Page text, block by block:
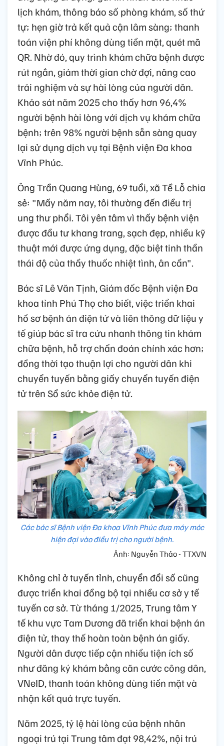
lịch khám, thông báo số phòng khám, số thứ
tự; hẹn giờ trả kết quả cận lâm sàng; thanh
toán viện phí không dùng tiền mặt, quét mã
QR. Nhờ đó, quy trình khám chữa bệnh được
rút ngắn, giảm thời gian chờ đợi, nâng cao
trải nghiệm và sự hài lòng của người dân.
Khảo sát năm 2025 cho thấy hơn 96,4%
người bệnh hài lòng với dịch vụ khám chữa
bệnh; trên 98% người bệnh sẵn sàng quay
lại sử dụng dịch vụ tại Bệnh viện Đa khoa
Vĩnh Phúc.
Ông Trần Quang Hùng, 69 tuổi, xã Tề Lỗ chia
sẻ: "Mấy năm nay, tôi thường đến điều trị
ung thư phổi. Tôi yên tâm vì thấy bệnh viện
được đầu tư khang trang, sạch đẹp, nhiều kỹ
thuật mới được ứng dụng, đặc biệt tinh thần
thái độ của thầy thuốc nhiệt tình, ân cần".
Bác sĩ Lê Văn Tịnh, Giám đốc Bệnh viện Đa
khoa tỉnh Phú Thọ cho biết, việc triển khai
hồ sơ bệnh án điện tử và liên thông dữ liệu y
tế giúp bác sĩ tra cứu nhanh thông tin khám
chữa bệnh, hỗ trợ chẩn đoán chính xác hơn;
đồng thời tạo thuận lợi cho người dân khi
chuyển tuyến bằng giấy chuyển tuyến điện
tử trên Sổ sức khỏe điện tử.
Các bác sĩ Bệnh viện Đa khoa Vĩnh Phúc đưa máy móc
hiện đại vào điều trị cho người bệnh.
Ảnh: Nguyễn Thảo - TTXVN
Không chỉ ở tuyến tỉnh, chuyển đổi số cũng
được triển khai đồng bộ tại nhiều cơ sở y tế
tuyến cơ sở. Từ tháng 1/2025, Trung tâm Y
tế khu vực Tam Dương đã triển khai bệnh án
điện tử, thay thế hoàn toàn bệnh án giấy.
Người dân được tiếp cận nhiều tiện ích số
như đăng ký khám bằng căn cước công dân,
VNeID, thanh toán không dùng tiền mặt và
nhận kết quả trực tuyến.
Năm 2025, tỷ lệ hài lòng của bệnh nhân
ngoại trú tại Trung tâm đạt 98,42%, nội trú